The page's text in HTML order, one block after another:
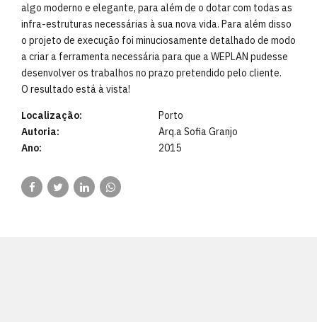
algo moderno e elegante, para além de o dotar com todas as
infra-estruturas necessárias à sua nova vida. Para além disso
o projeto de execução foi minuciosamente detalhado de modo
a criar a ferramenta necessária para que a WEPLAN pudesse
desenvolver os trabalhos no prazo pretendido pelo cliente.
O resultado está à vista!
Localização:
Porto
Autoria:
Arq.a Sofia Granjo
Ano:
2015